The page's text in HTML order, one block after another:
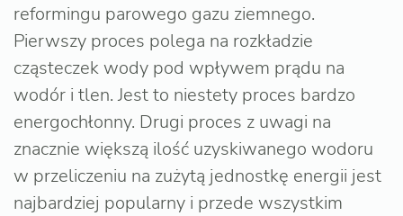
reformingu parowego gazu ziemnego.
Pierwszy proces polega na rozkładzie
cząsteczek wody pod wpływem prądu na
wodór i tlen. Jest to niestety proces bardzo
energochłonny. Drugi proces z uwagi na
znacznie większą ilość uzyskiwanego wodoru
w przeliczeniu na zużytą jednostkę energii jest
najbardziej popularny i przede wszystkim